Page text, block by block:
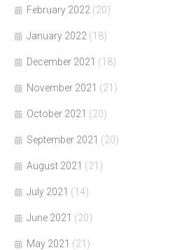
February 2022 (20)
January 2022 (18)
December 2021 (18)
November 2021 (21)
October 2021 (20)
September 2021 (20)
August 2021 (21)
July 2021 (14)
June 2021 (20)
May 2021 (21)